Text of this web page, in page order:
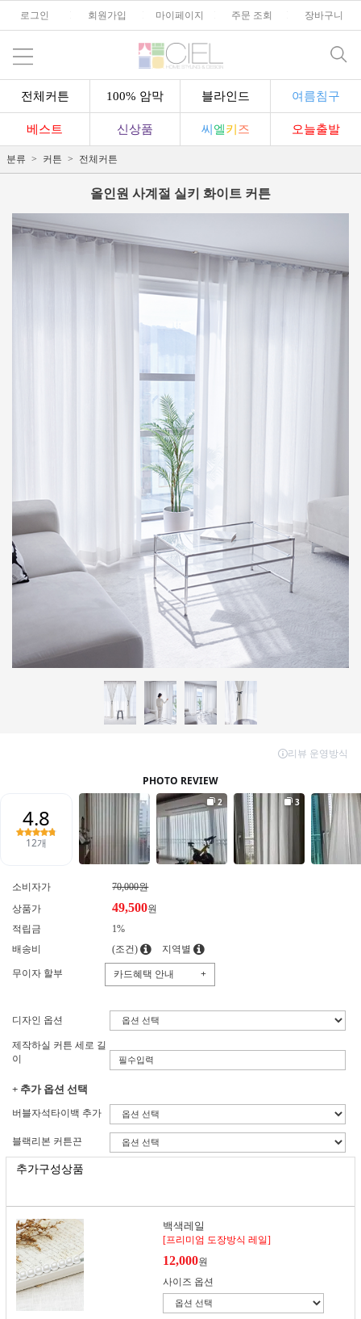
로그인 회원가입 마이페이지 주문 조회 장바구니
전체커튼 100% 암막 블라인드 여름침구
베스트 신상품 씨 엘키 즈 오늘출발
분류 커튼 전체커튼
올인원 사계절 실키 화이트 커튼
소비자가
70,000원
상품가
49,500원
적립금
1%
배송비
(조건) 지역별
무이자 할부 카드혜택 안내 +
디자인 옵션
제작하실 커튼 세로 길
이
+ 추가 옵션 선택
버블자석타이백 추가
블랙리본 커튼끈
추가구성상품
백색레일
[프리미엄 도장방식 레일]
12,000원
사이즈 옵션